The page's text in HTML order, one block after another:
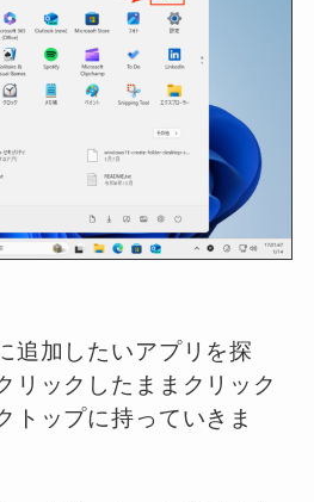
追加したいアプリを探
リックしたままクリック
トップに持っていきま